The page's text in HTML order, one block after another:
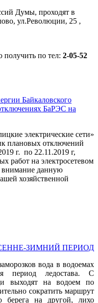
Думы, проходят в
ул.Революции, 25 ,
по тел: 2-05-52
Байкаловского
БаРЭС на
электрические сети»
плановых отключений
г. по 22.11.2019 г,
работ на электросетевом
внимание данную
хозяйственной
ЗИМНИЙ ПЕРИОД
вода в водоемах
период ледостава. С
выходят на водоем по
сократить маршрут
берега на другой, лихо